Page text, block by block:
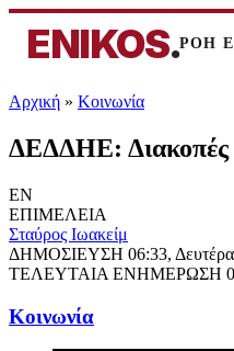
ENIKOS.ΡΟΗ
Αρχική » Κοινωνία
ΔΕΔΔΗΕ: Διακοπές
EN
ΕΠΙΜΕΛΕΙΑ
Σταύρος Ιωακείμ
ΔΗΜΟΣΙΕΥΣΗ 06:33,
ΤΕΛΕΥΤΑΙΑ ΕΝΗΜΕΡΩΣΗ
Κοινωνία